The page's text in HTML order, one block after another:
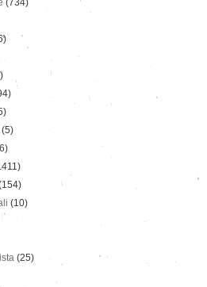
(734)
(5)
(10)
(25)